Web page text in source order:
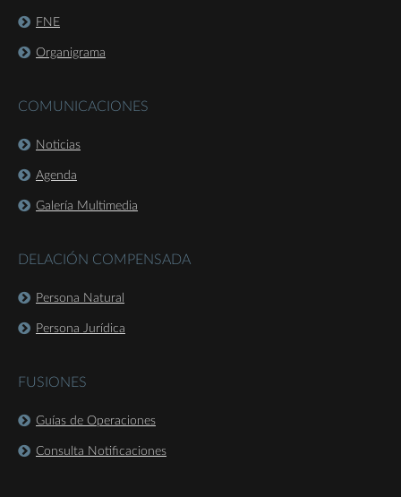
FNE
Organigrama
COMUNICACIONES
Noticias
Agenda
Galería Multimedia
DELACIÓN COMPENSADA
Persona Natural
Persona Jurídica
FUSIONES
Guías de Operaciones
Consulta Notificaciones